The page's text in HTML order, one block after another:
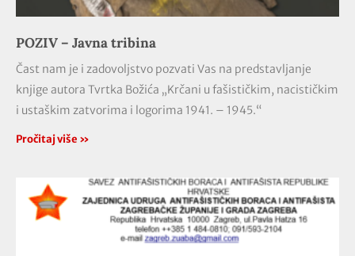
POZIV – Javna tribina
Čast nam je i zadovoljstvo pozvati Vas na predstavljanje
knjige autora Tvrtka Božića „Krčani u fašističkim, nacističkim
i ustaškim zatvorima i logorima 1941. – 1945.“
Pročitaj više »